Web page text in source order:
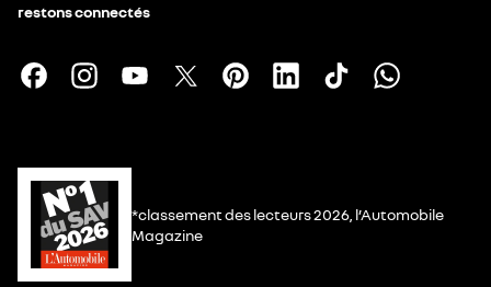
restons connectés
*classement des lecteurs 2026, l’Automobile
Magazine